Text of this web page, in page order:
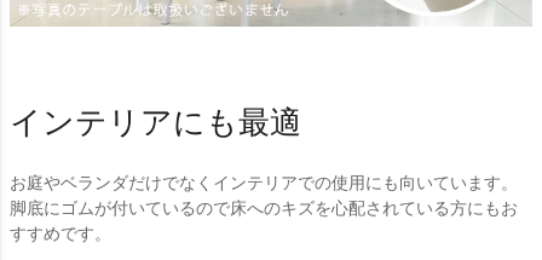
インテリアにも最適
お庭やベランダだけでなくインテリアでの使用にも向いています。
脚底にゴムが付いているので床へのキズを心配されている方にもお
すすめです。